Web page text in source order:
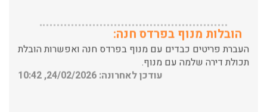
העברת פריטים כבדים עם מנוף בפרדס חנה ואפשרות הובלת
תכולת דירה שלמה עם מנוף.
עודכן לאחרונה: 24/02/2026, 10:42